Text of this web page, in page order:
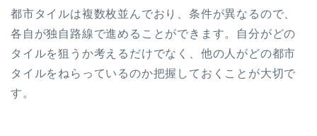
都市タイルは複数枚並んでおり、条件が異なるので、
各自が独自路線で進めることができます。自分がどの
タイルを狙うか考えるだけでなく、他の人がどの都市
タイルをねらっているのか把握しておくことが大切で
す。